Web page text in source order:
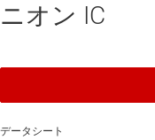
ニオン IC
データシート